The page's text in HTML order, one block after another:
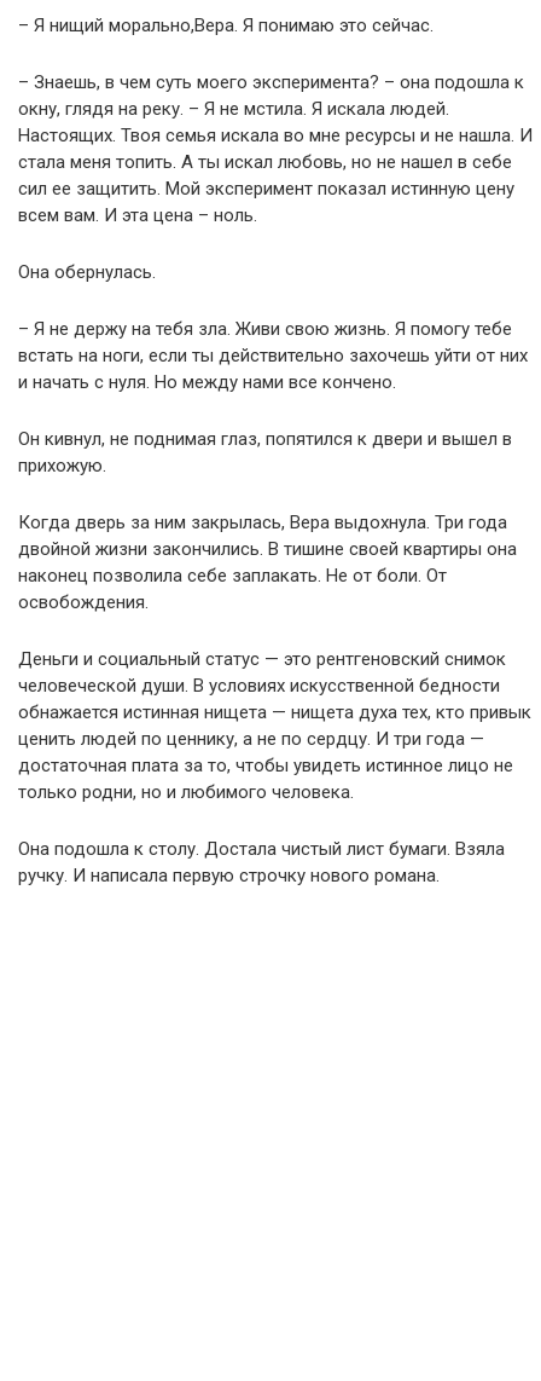
– Я нищий морально,Вера. Я понимаю это сейчас.
– Знаешь, в чем суть моего эксперимента? – она подошла к
окну, глядя на реку. – Я не мстила. Я искала людей.
Настоящих. Твоя семья искала во мне ресурсы и не нашла. И
стала меня топить. А ты искал любовь, но не нашел в себе
сил ее защитить. Мой эксперимент показал истинную цену
всем вам. И эта цена – ноль.
Она обернулась.
– Я не держу на тебя зла. Живи свою жизнь. Я помогу тебе
встать на ноги, если ты действительно захочешь уйти от них
и начать с нуля. Но между нами все кончено.
Он кивнул, не поднимая глаз, попятился к двери и вышел в
прихожую.
Когда дверь за ним закрылась, Вера выдохнула. Три года
двойной жизни закончились. В тишине своей квартиры она
наконец позволила себе заплакать. Не от боли. От
освобождения.
Деньги и социальный статус — это рентгеновский снимок
человеческой души. В условиях искусственной бедности
обнажается истинная нищета — нищета духа тех, кто привык
ценить людей по ценнику, а не по сердцу. И три года —
достаточная плата за то, чтобы увидеть истинное лицо не
только родни, но и любимого человека.
Она подошла к столу. Достала чистый лист бумаги. Взяла
ручку. И написала первую строчку нового романа.